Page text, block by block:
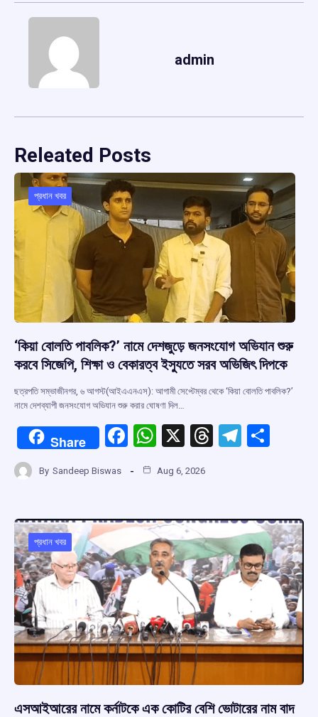
admin
Releated Posts
প্রধান খবর
‘কিয়া বোলতি পাবলিক?’ নামে দেশজুড়ে জনসংযোগ অভিযান শুরু
করবে সিজেপি, শিক্ষা ও বেকারত্ব ইস্যুতে সরব অভিজিৎ দিপকে
ছত্রপতি সম্ভাজীনগর, ৬ আগস্ট(আইএএনএস): আগামী সেপ্টেম্বর থেকে ‘কিয়া বোলতি পাবলিক?’
নামে দেশব্যাপী জনসংযোগ অভিযান শুরু করার ঘোষণা দিল…
Share
F
ce
o
o
k
W
at
A
p
p
X
T
d
s
T
a
m
By Sandeep Biswas Aug 6, 2026
প্রধান খবর
এসআইআরের নামে কর্নাটকে এক কোটির বেশি ভোটারের নাম বাদ